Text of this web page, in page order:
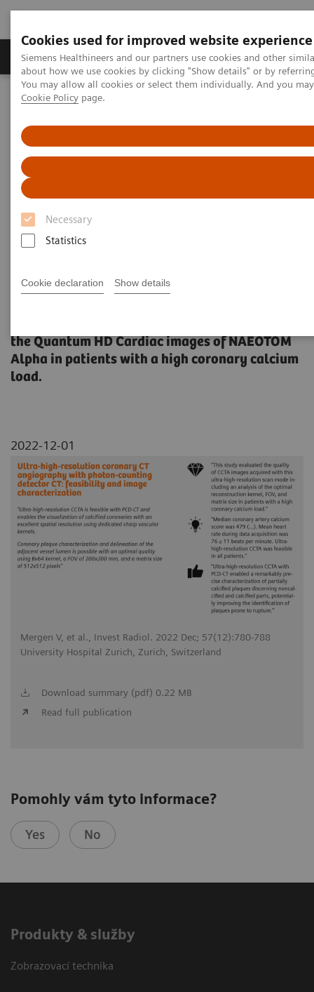
Cookies used for improved website experience
Siemens Healthineers and our partners use cookies and other
about how we use cookies by clicking "Show details" or by
You may allow all cookies or select them individually. And you
Cookie Policy page.
Necessary
Statistics
Cookie declaration Show details
Zobrazovací technika Laboratorní diagnostika
Home Zobrazovací technika
NAEOTOM Alpha s kvantovou technologií
PCCT scientific evidence
Ultra-high-resolution coronary CT angiography with photon-
counting detector CT: feasibility and image characterization
Ultra-high-resolution coronary
CT angiography with photon-
and image characterization
the Quantum HD Cardiac images of NAEOTOM
Alpha in patients with a high coronary calcium
load.
2022-12-01
Mergen V, et al., Invest Radiol. 2022 Dec; 57(12):780-788
University Hospital Zurich, Zurich, Switzerland
Download summary (pdf) 0.22 MB
Read full publication
Pomohly vám tyto informace?
Yes No
Produkty & služby
Zobrazovací technika